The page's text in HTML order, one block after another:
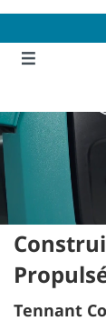
content
navigation
menu
Tennant